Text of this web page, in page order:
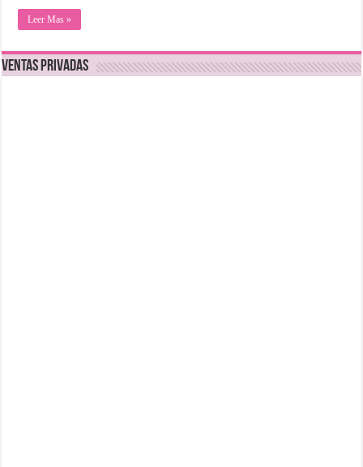
Leer Mas »
Ventas Privadas